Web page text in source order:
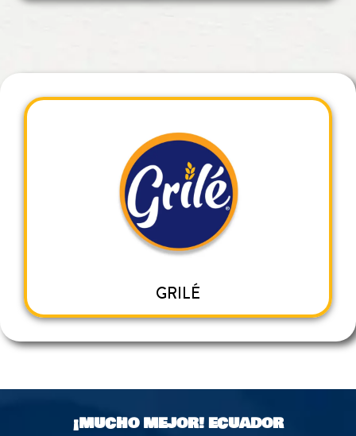
GRILÉ
¡MUCHO MEJOR!ECUADOR